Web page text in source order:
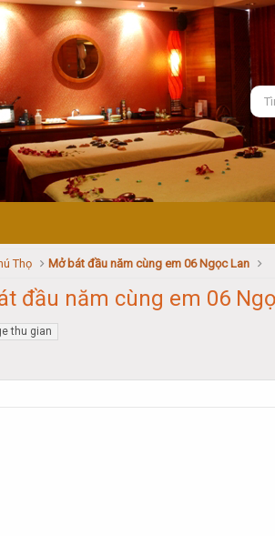
Thọ Mở bát đầu năm cùng em 06 Ngọc Lan
đầu năm cùng em 06
thu gian